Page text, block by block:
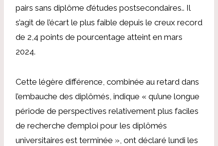
pairs sans diplôme d’études postsecondaires.. Il
s’agit de l’écart le plus faible depuis le creux record
de 2,4 points de pourcentage atteint en mars
2024.
Cette légère différence, combinée au retard dans
l’embauche des diplômés, indique « qu’une longue
période de perspectives relativement plus faciles
de recherche d’emploi pour les diplômés
universitaires est terminée », ont déclaré lundi les